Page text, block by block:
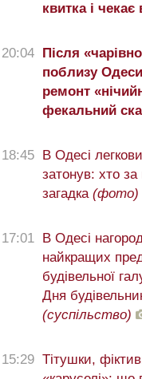
квитка і чекає
20:04
Після
поблизу
ремонт
фекальний
18:45
В Одесі
затонув: хто
загадка (фото)
17:01
В Одесі
найкращих
будівельної
Дня
(суспільство)
15:29 Тітушки,